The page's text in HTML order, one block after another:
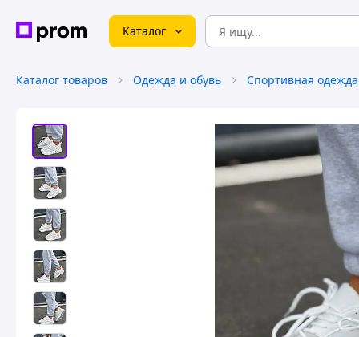
Каталог
Каталог товаров Одежда и обувь Спортивная